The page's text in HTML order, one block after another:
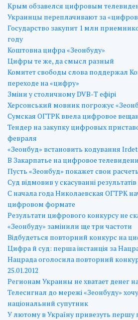
Крым обзавелся цифровым
Украинцы переплачивают за
Государство закупит 1 млн
году
Коштовна цифра «Зеонбуду»
Цифры те же, да смысл разный
Комитет свободы слова поддержал
переходе на «цифру»
Зміни у столичному DVB-Т ефірі
Херсонський мовник погрожує
Сумская ОГТРК ввела цифровое
Тендер на закупку цифровых
февраля
«Зеонбуд» встановить кодування
В Закарпатье на цифровое
Пусть «Зеонбуд» покажет свои
Суд відмовив у скасуванні
С начала года Николаевская ОГТРК
цифровом формате
Результати цифрового конкурсу не
«Зеонбуду» замінили ще три частоти
Відбудеться повторний конкурс на
Цифра й суд: перша інстанція за
Нацрада оголосила повторний
25.01.2012
Регионам Украины не хватает денег
Телесигнал до мережі «Зеонбуду»
національний супутник
У лютому в Україну привезуть першу